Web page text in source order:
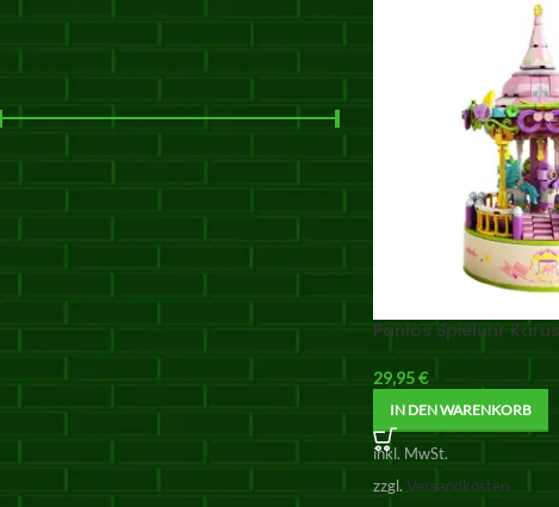
CADA MASTER Mercedes-
AMG ONE C61503W
Panlos Spieluhr
29,95€
IN DEN WARENKORB
inkl. MwSt.
zzgl. Versandkosten